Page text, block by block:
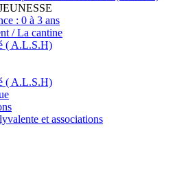
: 0 à 3 ans
/ La cantine
( A.L.S.H)
( A.L.S.H)
et associations